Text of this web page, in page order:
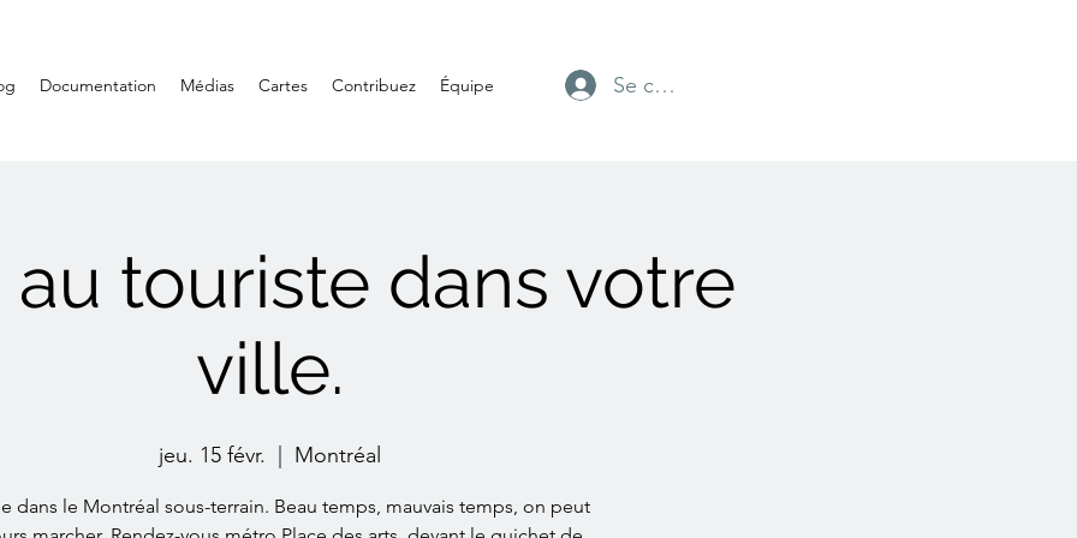
Documentation Médias Cartes Contribuez Équipe Se connecter
au touriste dans votre
ville.
jeu. 15 févr. Montréal
dans le Montréal sous-terrain. Beau temps, mauvais temps, on peut